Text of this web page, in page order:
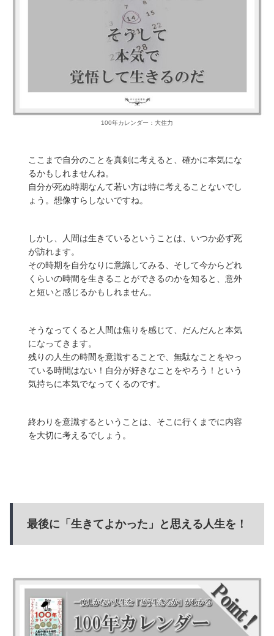
100年カレンダー：大住力
ここまで自分のことを真剣に考えると、確かに本気にな
るかもしれませんね。
自分が死ぬ時期なんて若い方は特に考えることないでし
ょう。想像すらしないですね。
しかし、人間は生きているということは、いつか必ず死
が訪れます。
その時期を自分なりに意識してみる、そして今からどれ
くらいの時間を生きることができるのかを知ると、意外
と短いと感じるかもしれません。
そうなってくると人間は焦りを感じて、だんだんと本気
になってきます。
残りの人生の時間を意識することで、無駄なことをやっ
ている時間はない！自分が好きなことをやろう！という
気持ちに本気でなってくるのです。
終わりを意識するということは、そこに行くまでに内容
を大切に考えるでしょう。
最後に「生きてよかった」と思える人生を！